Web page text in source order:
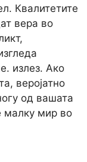
Квалитетите
вера во
излез. Ако
веројатно
од вашата
малку мир во